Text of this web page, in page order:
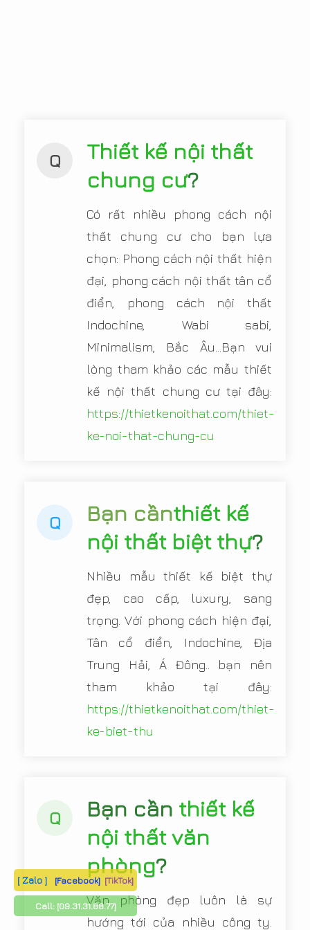
Q
Thiết kế nội thất
chung cư?
Có rất nhiều phong cách nội
thất chung cư cho bạn lựa
chọn: Phong cách nội thất hiện
đại, phong cách nội thất tân cổ
điển, phong cách nội thất
Indochine, Wabi sabi,
Minimalism, Bắc Âu...Bạn vui
lòng tham khảo các mẫu thiết
kế nội thất chung cư tại đây:
https://thietkenoithat.com/thiet-
ke-noi-that-chung-cu
Q Bạn cầnthiết kế
nội thất biệt thự?
Nhiều mẫu thiết kế biệt thự
đẹp, cao cấp, luxury, sang
trọng. Với phong cách hiện đại,
Tân cổ điển, Indochine, Địa
Trung Hải, Á Đông.. bạn nên
tham khảo tại đây:
https://thietkenoithat.com/thiet-
ke-biet-thu
Q Bạn cần thiết kế
nội thất văn
phòng?
Văn phòng đẹp luôn là sự
hướng tới của nhiều công ty.
[ Zalo ] [Facebook] [TikTok]
Call: [09.31.31.88.77]